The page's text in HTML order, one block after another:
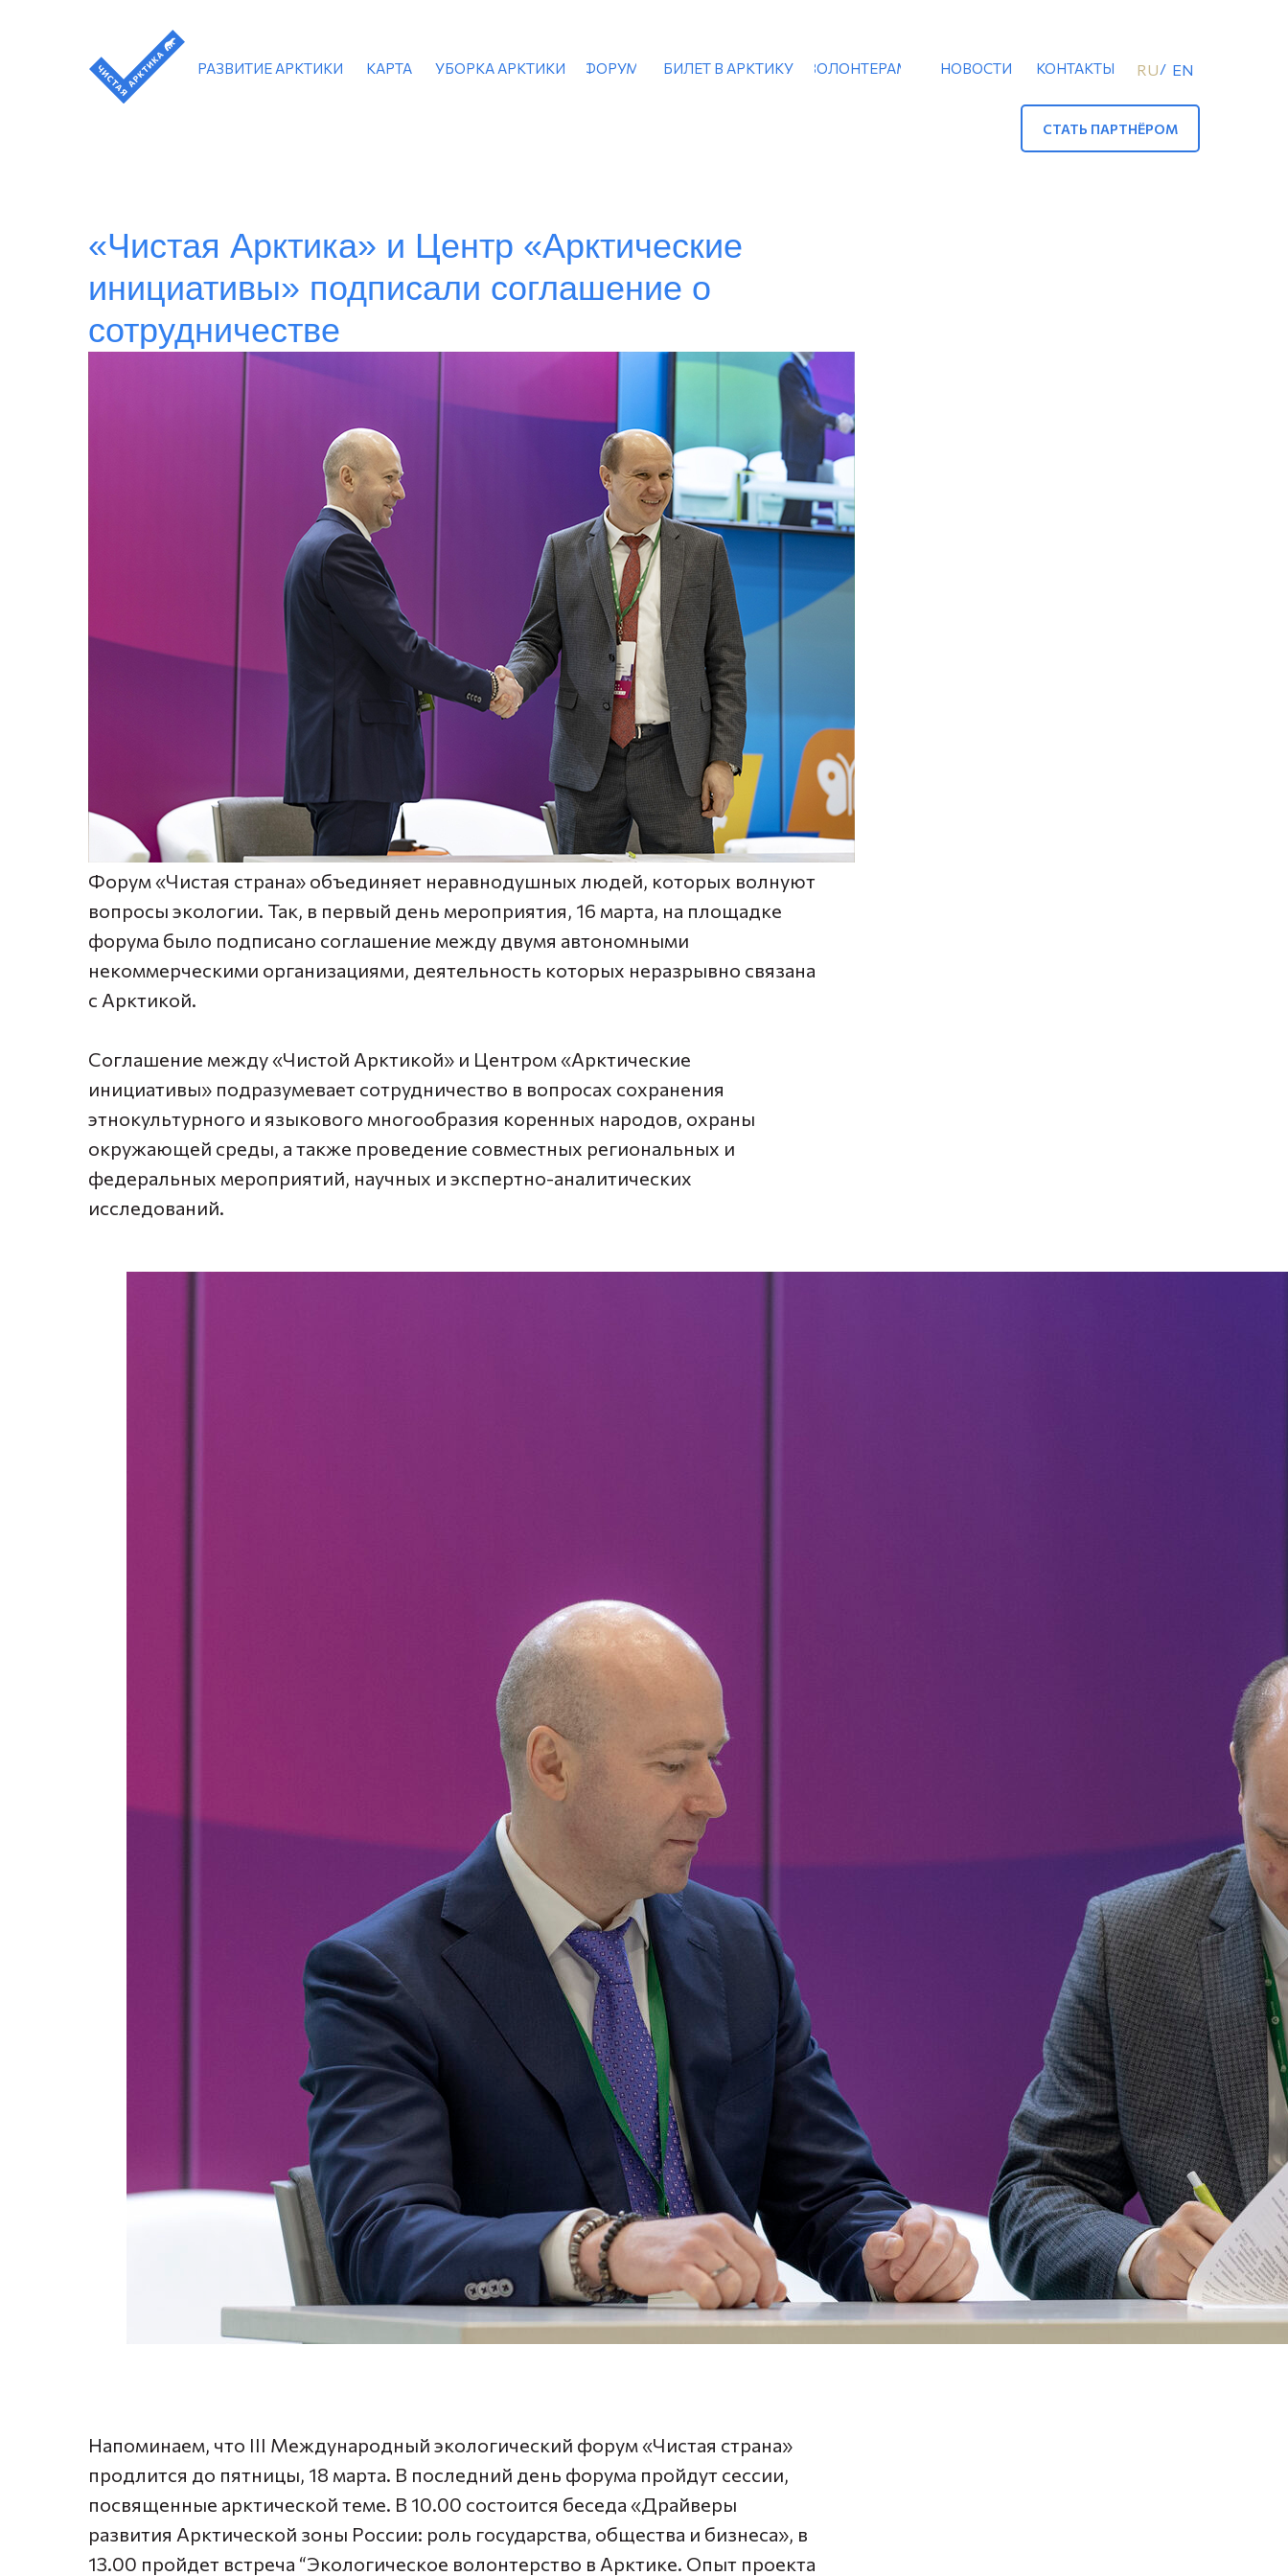
СТАТЬ ПАРТНЁРОМ
УБОРКА АРКТИКИ
РАЗВИТИЕ АРКТИКИ КАРТА ВОЛОНТЕРАМ RU EN
/
НОВОСТИ КОНТАКТЫ
ФОРУМ БИЛЕТ В АРКТИКУ
«Чистая Арктика» и Центр «Арктические
инициативы» подписали соглашение о
сотрудничестве
Форум «Чистая страна» объединяет неравнодушных людей, которых волнуют
вопросы экологии. Так, в первый день мероприятия, 16 марта, на площадке
форума было подписано соглашение между двумя автономными
некоммерческими организациями, деятельность которых неразрывно связана
с Арктикой.
Соглашение между «Чистой Арктикой» и Центром «Арктические
инициативы» подразумевает сотрудничество в вопросах сохранения
этнокультурного и языкового многообразия коренных народов, охраны
окружающей среды, а также проведение совместных региональных и
федеральных мероприятий, научных и экспертно-аналитических
исследований.
Напоминаем, что III Международный экологический форум «Чистая страна»
продлится до пятницы, 18 марта. В последний день форума пройдут сессии,
посвященные арктической теме. В 10.00 состоится беседа «Драйверы
развития Арктической зоны России: роль государства, общества и бизнеса», в
13.00 пройдет встреча “Экологическое волонтерство в Арктике. Опыт проекта